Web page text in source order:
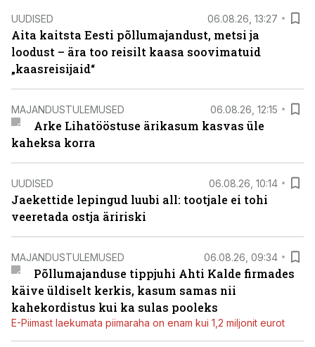
UUDISED 06.08.26, 13:27
Aita kaitsta Eesti põllumajandust, metsi ja
loodust – ära too reisilt kaasa soovimatuid
„kaasreisijaid“
MAJANDUSTULEMUSED 06.08.26, 12:15
Arke Lihatööstuse ärikasum kasvas üle
kaheksa korra
UUDISED 06.08.26, 10:14
Jaekettide lepingud luubi all: tootjale ei tohi
veeretada ostja äririski
MAJANDUSTULEMUSED 06.08.26, 09:34
Põllumajanduse tippjuhi Ahti Kalde firmades
käive üldiselt kerkis, kasum samas nii
kahekordistus kui ka sulas pooleks
E-Piimast laekumata piimaraha on enam kui 1,2 miljonit eurot